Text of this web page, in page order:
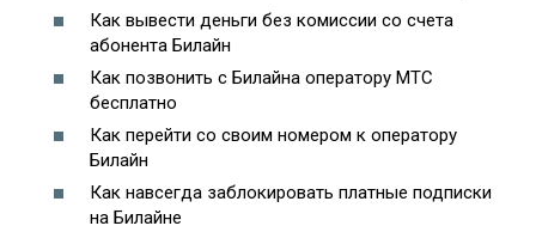
Как вывести деньги без комиссии со счета
абонента Билайн
Как позвонить с Билайна оператору МТС
бесплатно
Как перейти со своим номером к оператору
Билайн
Как навсегда заблокировать платные подписки
на Билайне